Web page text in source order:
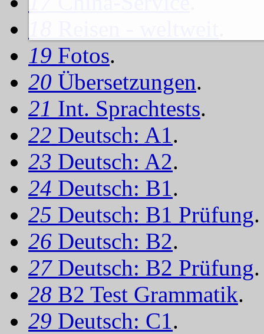
19 Fotos.
20 Übersetzungen.
21 Int. Sprachtests.
22 Deutsch: A1.
23 Deutsch: A2.
24 Deutsch: B1.
25 Deutsch: B1 Prüfung.
26 Deutsch: B2.
27 Deutsch: B2 Prüfung.
28 B2 Test Grammatik.
29 Deutsch: C1.